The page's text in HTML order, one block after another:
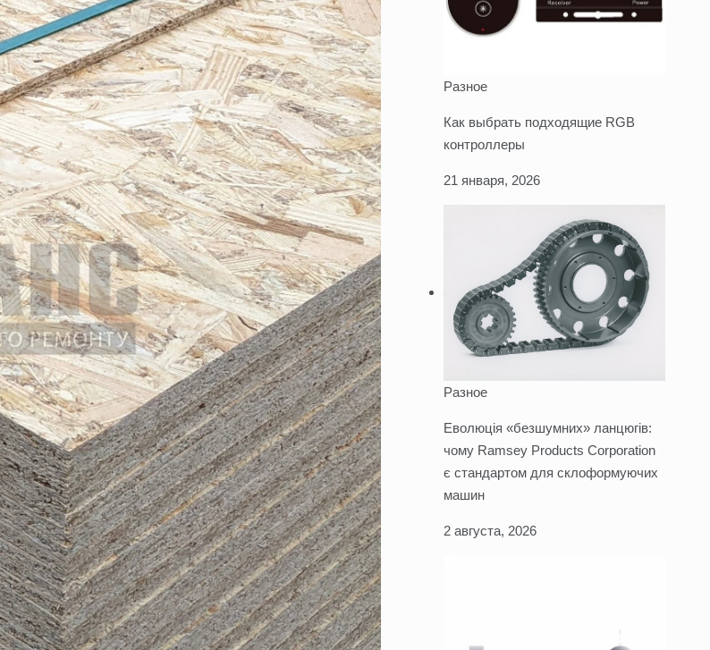
Разное
Как выбрать подходящие RGB
контроллеры
21 января, 2026
Разное
Еволюція «безшумних» ланцюгів:
чому Ramsey Products Corporation
є стандартом для склоформуючих
машин
2 августа, 2026